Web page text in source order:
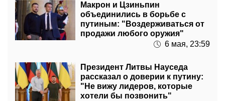
Макрон и Цзиньпин
объединились в борьбе с
путиным: "Воздерживаться от
продажи любого оружия"
6 мая, 23:59
Президент Литвы Науседа
рассказал о доверии к путину:
"Не вижу лидеров, которые
хотели бы позвонить"